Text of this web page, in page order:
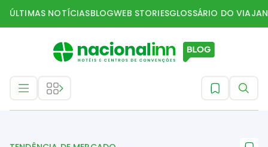
ÚLTIMAS NOTÍCIASBLOGWEB STORIESGLOSSÁRIO DO
Tendência de mercado